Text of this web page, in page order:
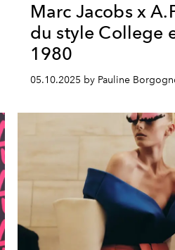
Marc Jacobs x
du style College
1980
05.10.2025 by Pauline